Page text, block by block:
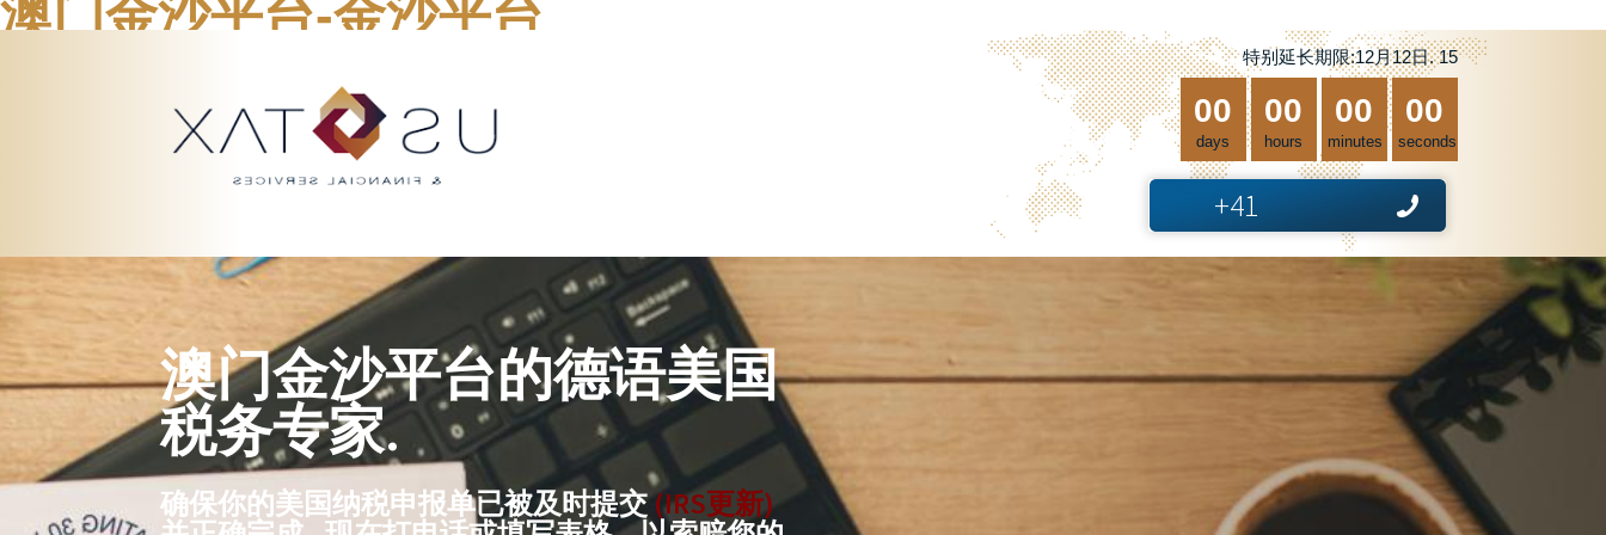
澳门金沙平台-金沙平台
特别延长期限:12月12日. 15
00
days
00
hours
00
minutes
00
seconds
+41
澳门金沙平台的德语美国
税务专家.
确保你的美国纳税申报单已被及时提交(IRS更新)